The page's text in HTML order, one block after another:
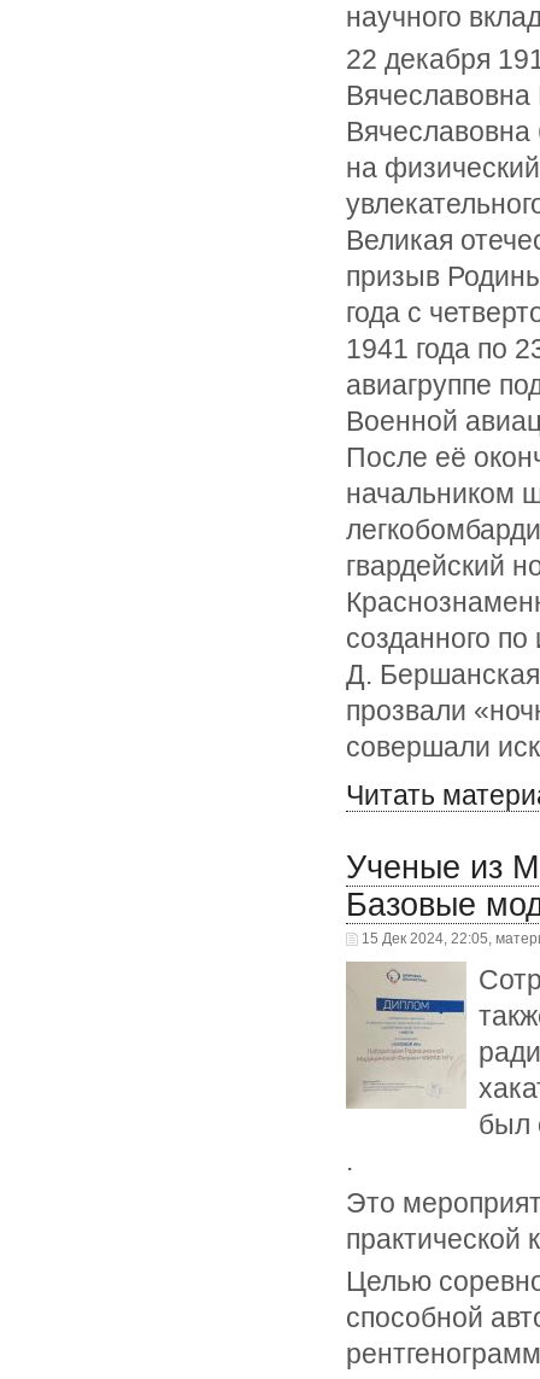
научного
22 декабря
Вячеславовна
Вячеславовна
на
Великая
призыв
года с
1941 года по
авиагруппе
Военной
После её
начальником
гвардейский
созданного
Д.
прозвали
совершали
Читать
Ученые из
Базовые
15 Дек 2024, 22:05,
был
.
Это
Целью
способной